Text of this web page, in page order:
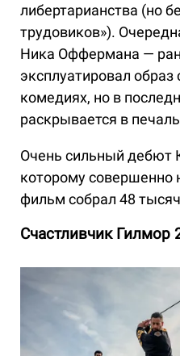
либертарианства (но
трудовиков»).
Ника Оффермана —
эксплуатировал
комедиях, но в
раскрывается в
Очень сильный дебют
которому совершенно
фильм собрал 48
Счастливчик Гилмор